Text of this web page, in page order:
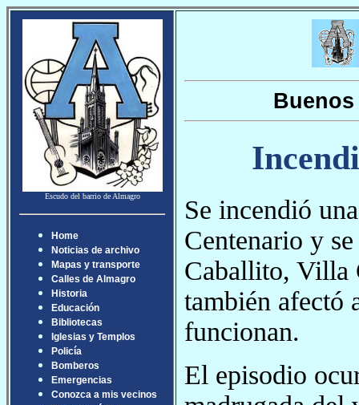
Escudo del barrio de Almagro
Home
Noticias de archivo
Mapas y transporte
Calles de Almagro
Historia
Educación
Bibliotecas
Iglesias y Templos
Policía
Bomberos
Emergencias
Conozca a mis vecinos
Se incendió
Centenario y
Caballito, Villa
también afectó
funcionan.
El episodio